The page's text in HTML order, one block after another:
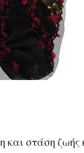
στάση ζωής